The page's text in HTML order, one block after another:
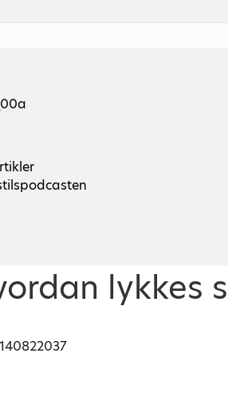
lykkes